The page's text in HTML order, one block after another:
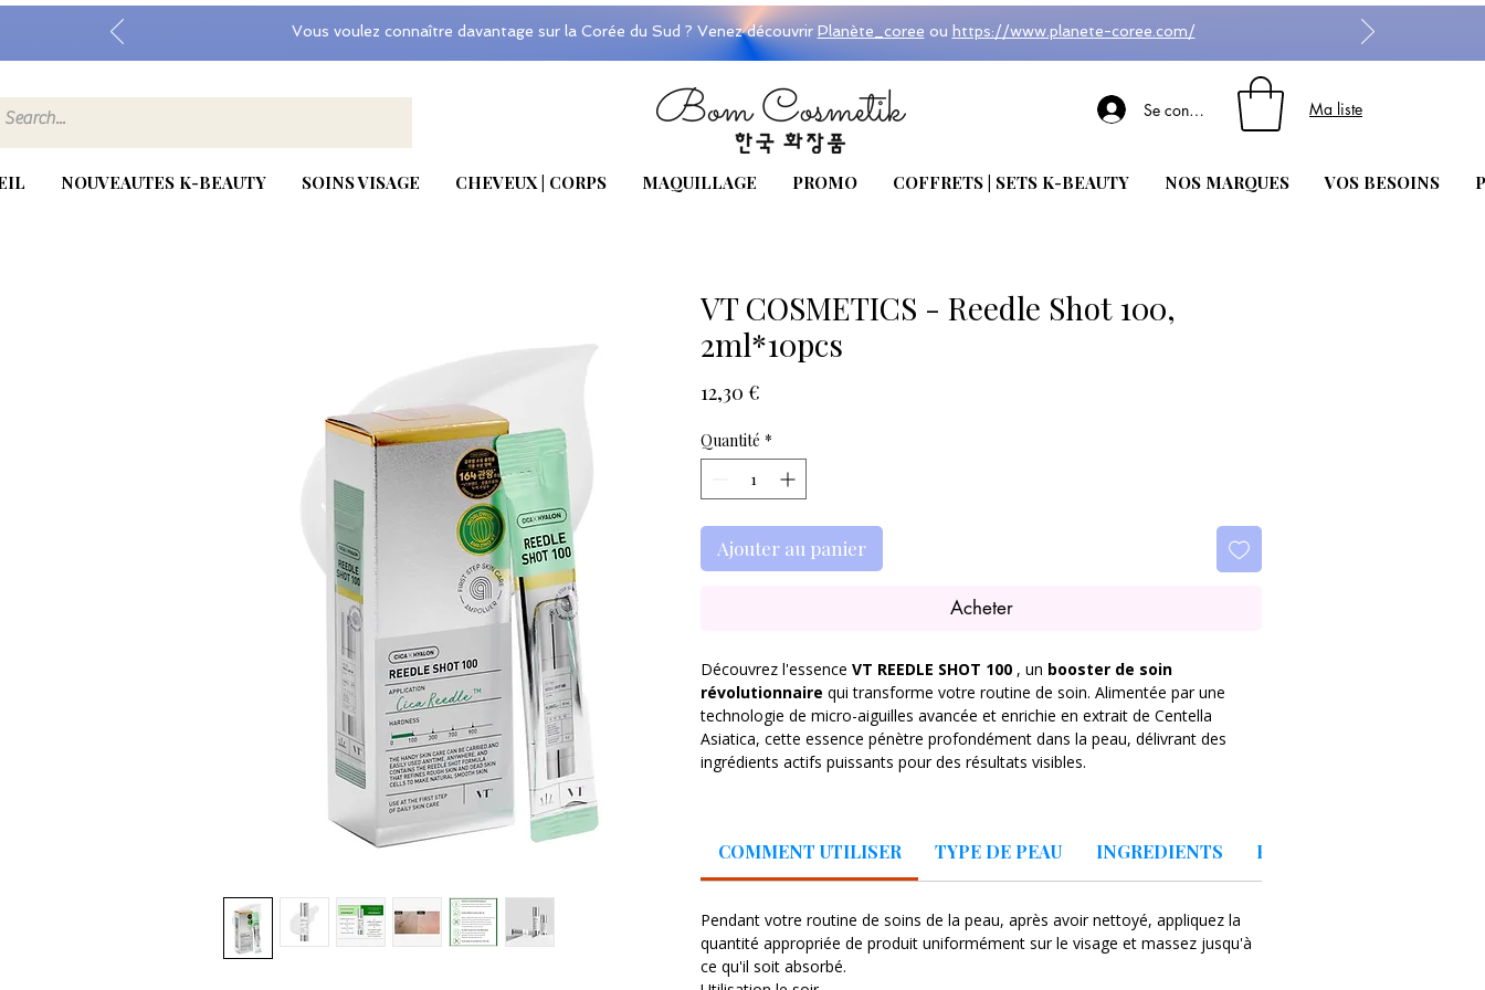
Vous voulez connaître davantage sur la Corée du Sud ? Venez découvrir Planète_coree ou https://www.planete-coree.com/
Se connecter Ma liste
NOUVEAUTES K-BEAUTY SOINS VISAGE CHEVEUX | CORPS MAQUILLAGE PROMO COFFRETS | SETS K-BEAUTY NOS MARQUES VOS BESOINS
VT COSMETICS - Reedle Shot 100,
2ml*10pcs
12,30 €
Quantité *
Ajouter au panier
Acheter
Découvrez l'essenceVT REEDLE SHOT 100 , un booster de soin
révolutionnaire qui transforme votre routine de soin. Alimentée par une
technologie de micro-aiguilles avancée et enrichie en extrait de Centella
Asiatica, cette essence pénètre profondément dans la peau, délivrant des
ingrédients actifs puissants pour des résultats visibles.
Asiatica apaise et hydrate, laissant votre peau radieuse et
revitalisée.Cliniquement prouvé pour améliorer la texture et
types de peau, y compris les peaux sensibles et à tendance acnéique. C'est la
solution parfaite pour traiter les problèmes de peau tels que le teint terne, la
rugosité et le manque d'élasticité.
COMMENT UTILISER TYPE DE PEAU INGREDIENTS PRECAUTIONS
Pendant votre routine de soins de la peau, après avoir nettoyé, appliquez la
quantité appropriée de produit uniformément sur le visage et massez jusqu'à
ce qu'il soit absorbé.